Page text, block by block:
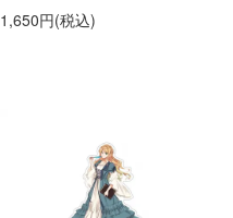
1,650円(税込)